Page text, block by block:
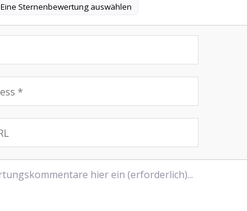
Eine Sternenbewertung auswählen